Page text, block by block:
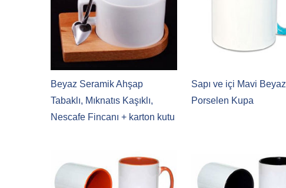
Beyaz Seramik Ahşap
Tabaklı, Mıknatıs Kaşıklı,
Nescafe Fincanı + karton kutu
Sapı ve içi Mavi Beyaz
Porselen Kupa